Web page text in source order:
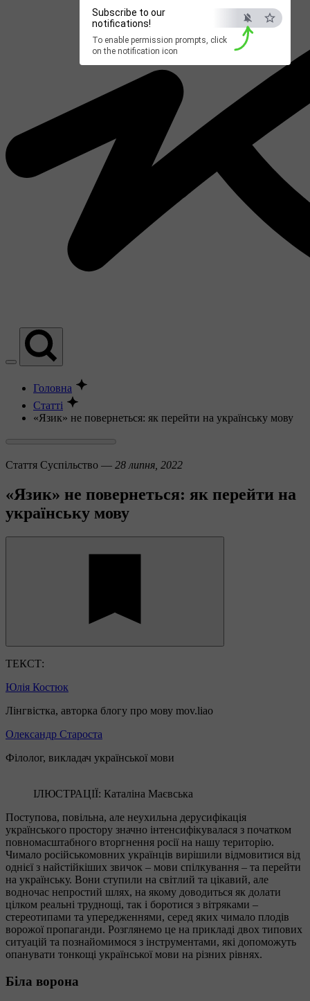
Subscribe to our
notifications!
To enable permission prompts, click
on the notification icon
Головна
Статті
«Язик» не повернеться: як перейти на українську мову
Стаття Суспільство — 28 липня, 2022
«Язик» не повернеться: як перейти на
українську мову
ТЕКСТ:
Юлія Костюк
Лінгвістка, авторка блогу про мову mov.liao
Олександр Староста
Філолог, викладач української мови
ІЛЮСТРАЦІЇ: Каталіна Маєвська
Поступова, повільна, але неухильна дерусифікація
українського простору значно інтенсифікувалася з початком
повномасштабного вторгнення росії на нашу територію.
Чимало російськомовних українців вирішили відмовитися від
однієї з найстійкіших звичок – мови спілкування – та перейти
на українську. Вони ступили на світлий та цікавий, але
водночас непростий шлях, на якому доводиться як долати
цілком реальні труднощі, так і боротися з вітряками –
стереотипами та упередженнями, серед яких чимало плодів
ворожої пропаганди. Розглянемо це на прикладі двох типових
ситуацій та познайомимося з інструментами, які допоможуть
опанувати тонкощі української мови на різних рівнях.
Біла ворона